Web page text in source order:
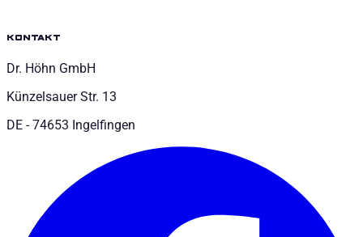
kontakt
Dr. Höhn GmbH
Künzelsauer Str. 13
DE - 74653 Ingelfingen